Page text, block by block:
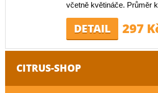
včetně květináče. Průměr
DETAIL 297
CITRUS-SHOP